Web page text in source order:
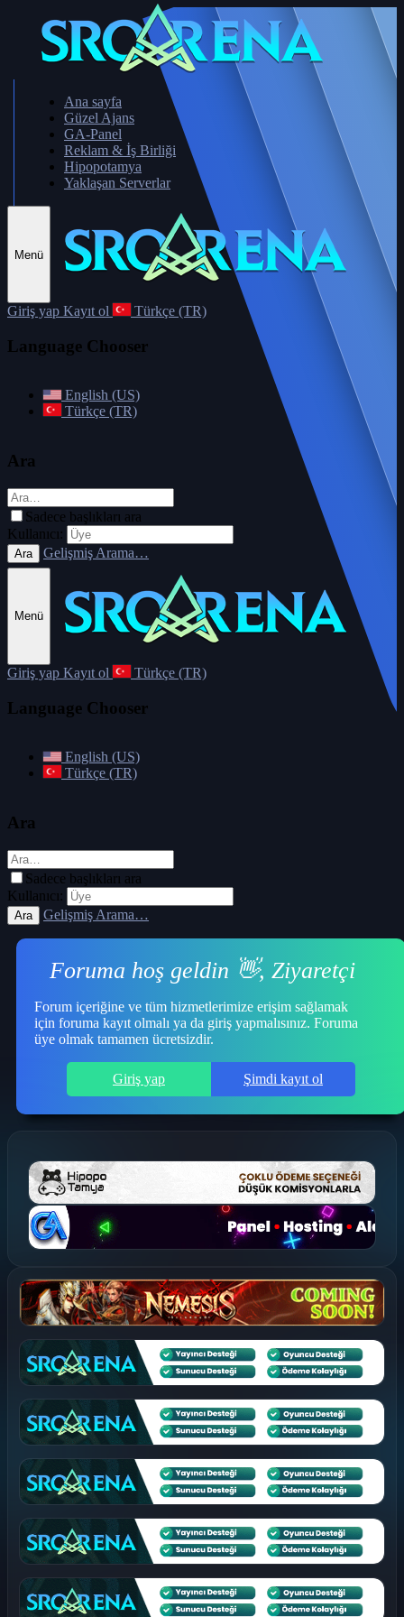
Ana sayfa
Güzel Ajans
GA-Panel
Reklam & İş Birliği
Hipopotamya
Yaklaşan Serverlar
Menü
Giriş yap Kayıt ol Türkçe (TR)
Language Chooser
English (US)
Türkçe (TR)
Ara
Sadece başlıkları ara
Kullanıcı:
Ara Gelişmiş Arama…
Menü
Giriş yap Kayıt ol Türkçe (TR)
Language Chooser
English (US)
Türkçe (TR)
Ara
Sadece başlıkları ara
Kullanıcı:
Ara Gelişmiş Arama…
Foruma hoş geldin 👋, Ziyaretçi
Forum içeriğine ve tüm hizmetlerimize erişim sağlamak
için foruma kayıt olmalı ya da giriş yapmalısınız. Foruma
üye olmak tamamen ücretsizdir.
Giriş yap Şimdi kayıt ol